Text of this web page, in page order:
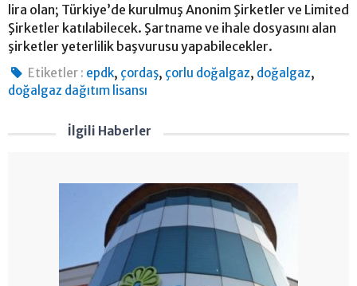
lira olan; Türkiye’de kurulmuş Anonim Şirketler ve Limited
Şirketler katılabilecek. Şartname ve ihale dosyasını alan
şirketler yeterlilik başvurusu yapabilecekler.
Etiketler : epdk, çordaş, çorlu doğalgaz, doğalgaz,
doğalgaz dağıtım lisansı
İlgili Haberler